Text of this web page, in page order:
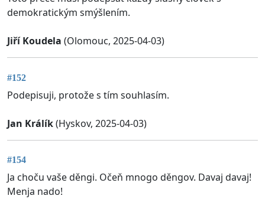
demokratickým smýšlením.
Jiří Koudela (Olomouc, 2025-04-03)
#152
Podepisuji, protože s tím souhlasím.
Jan Králík(Hyskov, 2025-04-03)
#154
Ja choču vaše děngi. Očeň mnogo děngov. Davaj davaj!
Menja nado!